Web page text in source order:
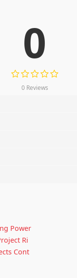
0
0 Reviews
Power
Ri
Cont